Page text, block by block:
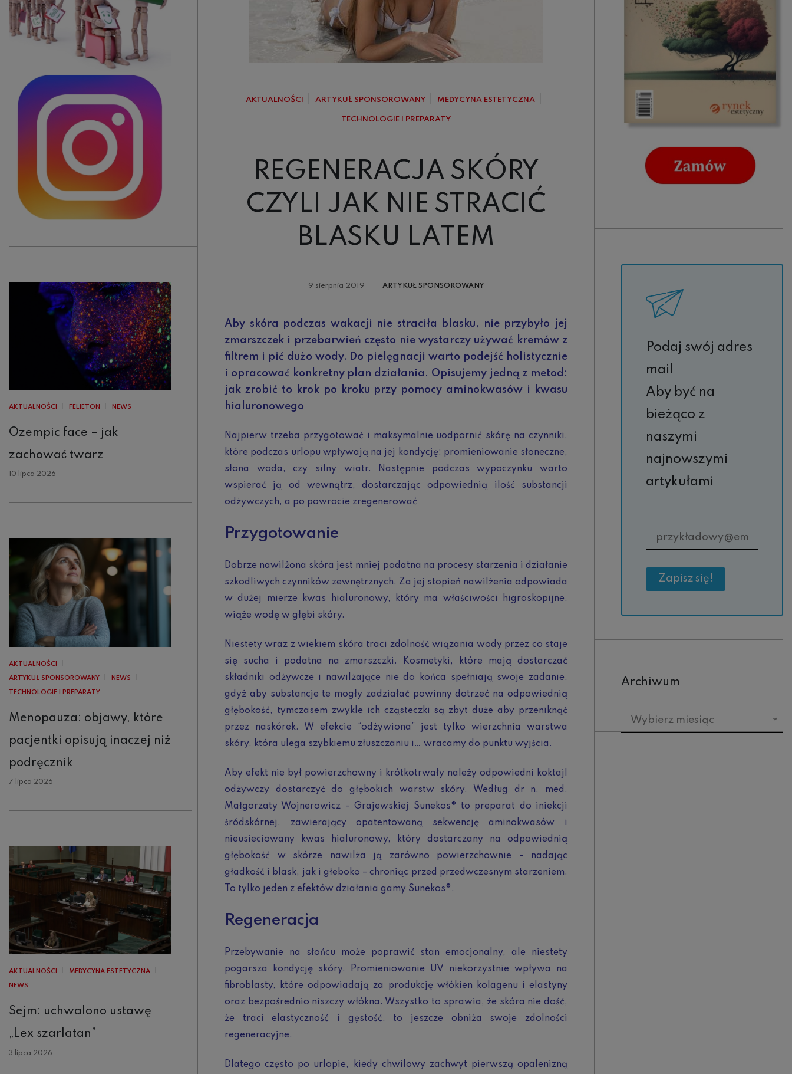
AKTUALNOŚCI FELIETON NEWS
Ozempic face – jak
zachować twarz
10 lipca 2026
AKTUALNOŚCI
ARTYKUŁ SPONSOROWANY
NEWS
TECHNOLOGIE I PREPARATY
Menopauza: objawy, które
pacjentki opisują inaczej niż
podręcznik
7 lipca 2026
AKTUALNOŚCI
MEDYCYNA ESTETYCZNA
NEWS
Sejm: uchwalono ustawę
„Lex szarlatan”
3 lipca 2026
AKTUALNOŚCI ARTYKUŁ SPONSOROWANY MEDYCYNA ESTETYCZNA
TECHNOLOGIE I PREPARATY
REGENERACJA SKÓRY
CZYLI JAK NIE STRACIĆ
BLASKU LATEM
9 sierpnia 2019 ARTYKUŁ SPONSOROWANY
Aby skóra podczas wakacji nie straciła blasku, nie przybyło jej
zmarszczek i przebarwień często nie wystarczy używać kremów z
filtrem i pić dużo wody. Do pielęgnacji warto podejść holistycznie
i opracować konkretny plan działania. Opisujemy jedną z metod:
jak zrobić to krok po kroku przy pomocy aminokwasów i kwasu
hialuronowego
Najpierw trzeba przygotować i maksymalnie uodpornić skórę na czynniki,
które podczas urlopu wpływają na jej kondycję: promieniowanie słoneczne,
słona woda, czy silny wiatr. Następnie podczas wypoczynku warto
wspierać ją od wewnątrz, dostarczając odpowiednią ilość substancji
odżywczych, a po powrocie zregenerować
Przygotowanie
Dobrze nawilżona skóra jest mniej podatna na procesy starzenia i działanie
szkodliwych czynników zewnętrznych. Za jej stopień nawilżenia odpowiada
w dużej mierze kwas hialuronowy, który ma właściwości higroskopijne,
wiąże wodę w głębi skóry.
Niestety wraz z wiekiem skóra traci zdolność wiązania wody przez co staje
się sucha i podatna na zmarszczki. Kosmetyki, które mają dostarczać
składniki odżywcze i nawilżające nie do końca spełniają swoje zadanie,
gdyż aby substancje te mogły zadziałać powinny dotrzeć na odpowiednią
głębokość, tymczasem zwykle ich cząsteczki są zbyt duże aby przeniknąć
przez naskórek. W efekcie “odżywiona” jest tylko wierzchnia warstwa
skóry, która ulega szybkiemu złuszczaniu i… wracamy do punktu wyjścia.
Aby efekt nie był powierzchowny i krótkotrwały należy odpowiedni koktajl
odżywczy dostarczyć do głębokich warstw skóry. Według dr n. med.
Małgorzaty Wojnerowicz – Grajewskiej Sunekos® to preparat do iniekcji
śródskórnej, zawierający opatentowaną sekwencję aminokwasów i
nieusieciowany kwas hialuronowy, który dostarczany na odpowiednią
głębokość w skórze nawilża ją zarówno powierzchownie – nadając
gładkość i blask, jak i głeboko – chroniąc przed przedwczesnym starzeniem.
To tylko jeden z efektów działania gamy Sunekos®.
Regeneracja
Przebywanie na słońcu może poprawić stan emocjonalny, ale niestety
pogarsza kondycję skóry. Promieniowanie UV niekorzystnie wpływa na
fibroblasty, które odpowiadają za produkcję włókien kolagenu i elastyny
oraz bezpośrednio niszczy włókna. Wszystko to sprawia, że skóra nie dość,
że traci elastyczność i gęstość, to jeszcze obniża swoje zdolności
regeneracyjne.
Dlatego często po urlopie, kiedy chwilowy zachwyt pierwszą opalenizną
Podaj swój adres
mail
Aby być na
bieżąco z
naszymi
najnowszymi
artykułami
Archiwum
Archiwum
Wybierz miesiąc